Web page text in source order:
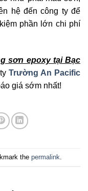
hệ đến công ty để
phần lớn chi phí
sơn epoxy tại Bạc
tyTrường An Pacific
giá sớm nhất!
the permalink